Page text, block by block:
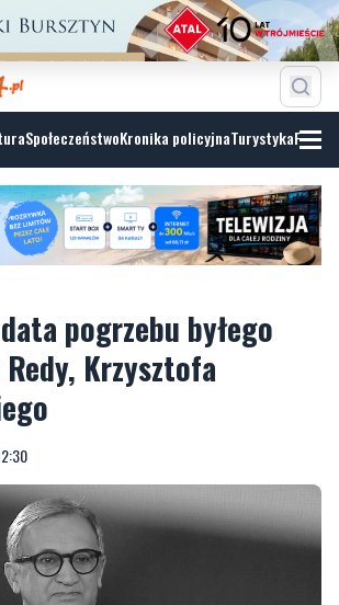
SpołeczeństwoKronika policyjnaTurystyka
pogrzebu byłego